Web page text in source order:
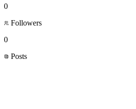
0
Followers
0
Posts